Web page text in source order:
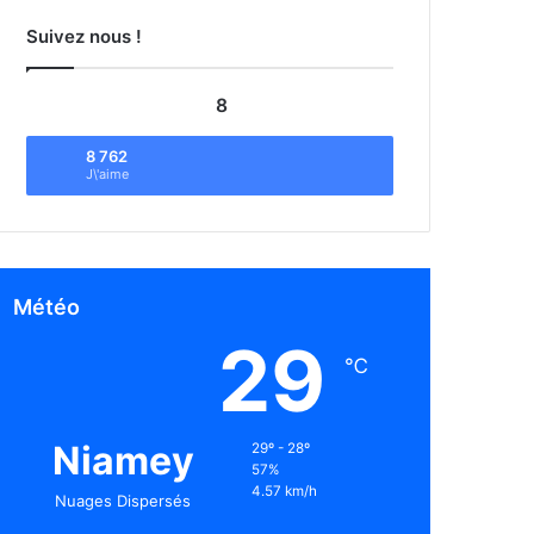
Suivez nous !
8
8 762
J\'aime
Météo
Niamey
Nuages Dispersés
29 ℃
29º - 28º
57%
4.57 km/h